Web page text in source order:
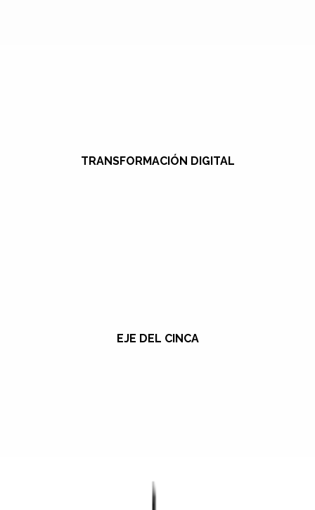
TRANSFORMACIÓN DIGITAL
EJE DEL CINCA